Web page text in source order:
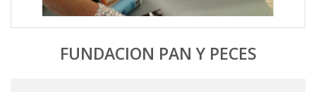
FUNDACION PAN Y PECES